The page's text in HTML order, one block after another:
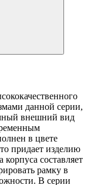
данной серии,
внешний вид
в цвете
придает изделию
составляет
рамку в
В серии